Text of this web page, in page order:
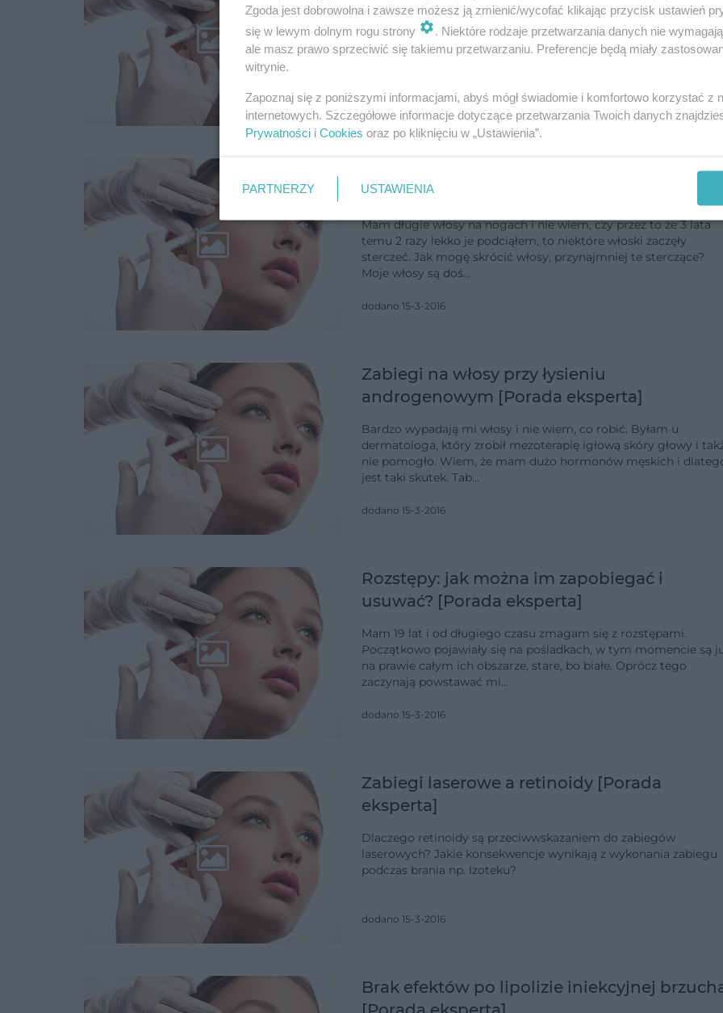
Planuję wykonać sobie depilację laserową bikini i pach. Mimo że
dużo na ten temat czytałam, nadal mam wiele wątpliwości. Czy
późniejszym czasie ten zabieg nie wywoła niepożądanych
dodano 16-5-2016
Usunięcie jasnego owłosienia z nóg [Porada
eksperta]
Mam długie włosy na nogach i nie wiem, czy przez to że 3 lata
temu 2 razy lekko je podciąłem, to niektóre włoski zaczęły
sterczeć. Jak mogę skrócić włosy, przynajmniej te sterczące?
Moje włosy są doś…
dodano 15-3-2016
Zabiegi na włosy przy łysieniu
androgenowym [Porada eksperta]
Bardzo wypadają mi włosy i nie wiem, co robić. Byłam u
dermatologa, który zrobił mezoterapię igłową skóry głowy i
nie pomogło. Wiem, że mam dużo hormonów męskich i
jest taki skutek. Tab…
dodano 15-3-2016
Rozstępy: jak można im zapobiegać i
usuwać? [Porada eksperta]
Mam 19 lat i od długiego czasu zmagam się z rozstępami.
Początkowo pojawiały się na pośladkach, w tym momencie są
na prawie całym ich obszarze, stare, bo białe. Oprócz tego
zaczynają powstawać mi…
dodano 15-3-2016
Zabiegi laserowe a retinoidy [Porada
eksperta]
Dlaczego retinoidy są przeciwwskazaniem do zabiegów
laserowych? Jakie konsekwencje wynikają z wykonania zabiegu
podczas brania np. Izoteku?
dodano 15-3-2016
Brak efektów po lipolizie iniekcyjnej
Zgoda jest dobrowolna i zawsze możesz ją zmienić/wycofać klikając przycisk ustawień
się w lewym dolnym rogu strony
. Niektóre rodzaje przetwarzania danych nie
ale masz prawo sprzeciwić się takiemu przetwarzaniu. Preferencje będą miały
witrynie.
Zapoznaj się z poniższymi informacjami, abyś mógł świadomie i komfortowo korzystać z
internetowych. Szczegółowe informacje dotyczące przetwarzania Twoich danych
Prywatności i Cookies oraz po kliknięciu w „Ustawienia”.
PARTNERZY USTAWIENIA